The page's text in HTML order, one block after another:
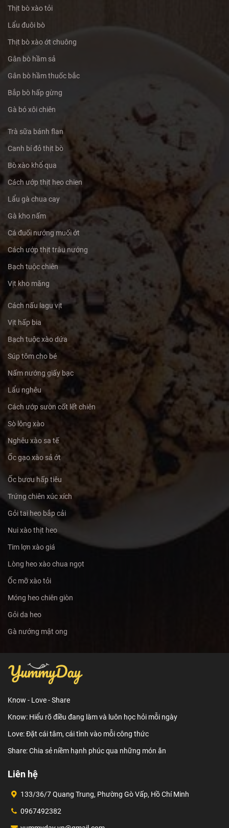
Thịt bò xào tỏi
Lẩu đuôi bò
Thịt bò xào ớt chuông
Gân bò hầm sả
Gân bò hầm thuốc bắc
Bắp bò hấp gừng
Gà bó xôi chiên
Trà sữa bánh flan
Canh bí đỏ thịt bò
Bò xào khổ qua
Cách ướp thịt heo chien
Lẩu gà chua cay
Gà kho nấm
Cá đuối nướng muối ớt
Cách ướp thịt trâu nướng
Bạch tuộc chiên
Vịt kho măng
Cách nấu lagu vịt
Vịt hấp bia
Bạch tuộc xào dứa
Súp tôm cho bé
Nấm nướng giấy bạc
Lẩu nghêu
Cách ướp sườn cốt lết chiên
Sò lông xào
Nghêu xào sa tế
Ốc gạo xào sả ớt
Ốc bươu hấp tiêu
Trứng chiên xúc xích
Gỏi tai heo bắp cải
Nui xào thịt heo
Tim lợn xào giá
Lòng heo xào chua ngọt
Ốc mỡ xào tỏi
Móng heo chiên giòn
Gỏi da heo
Gà nướng mật ong
Know - Love - Share
Know: Hiểu rõ điều đang làm và luôn học hỏi mỗi ngày
Love: Đặt cái tâm, cái tình vào mỗi công thức
Share: Chia sẻ niềm hạnh phúc qua những món ăn
Liên hệ
133/36/7 Quang Trung, Phường Gò Vấp, Hồ Chí Minh
0967492382